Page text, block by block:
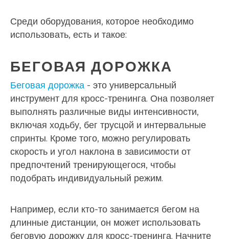
Среди оборудования, которое необходимо
использовать, есть и такое:
БЕГОВАЯ ДОРОЖКА
Беговая дорожка - это универсальный
инструмент для кросс-тренинга. Она позволяет
выполнять различные виды интенсивности,
включая ходьбу, бег трусцой и интервальные
спринты. Кроме того, можно регулировать
скорость и угол наклона в зависимости от
предпочтений тренирующегося, чтобы
подобрать индивидуальный режим.
Например, если кто-то занимается бегом на
длинные дистанции, он может использовать
беговую дорожку для кросс-тренинга. Начните